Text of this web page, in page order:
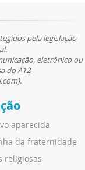
pela legislação
eletrônico ou
do A12
aparecida
da fraternidade
religiosas